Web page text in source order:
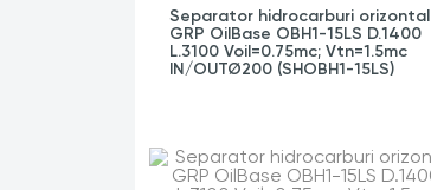
Separator hidrocarburi orizontal
GRP OilBase OBH1-15LS D.1400
L.3100 Voil=0.75mc; Vtn=1.5mc
IN/OUTØ200 (SHOBH1-15LS)